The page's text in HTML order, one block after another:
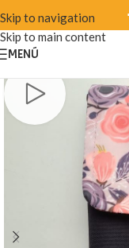
Skip to navigation
Skip to main content
MENÚ